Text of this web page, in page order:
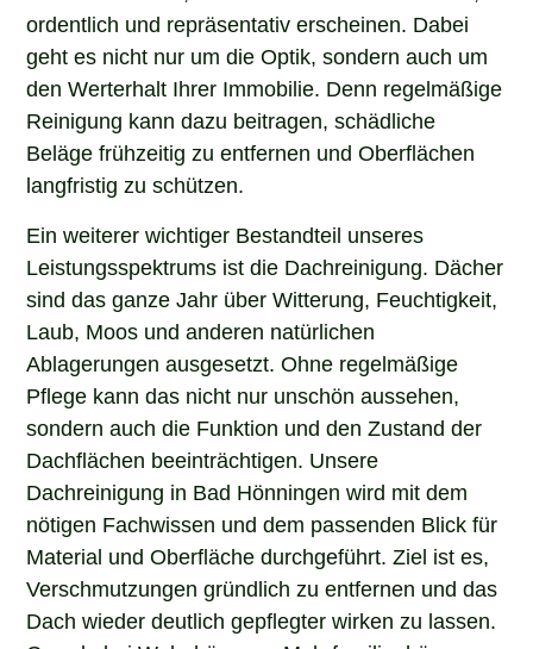
ordentlich und repräsentativ erscheinen. Dabei
geht es nicht nur um die Optik, sondern auch um
den Werterhalt Ihrer Immobilie. Denn regelmäßige
Reinigung kann dazu beitragen, schädliche
Beläge frühzeitig zu entfernen und Oberflächen
langfristig zu schützen.
Ein weiterer wichtiger Bestandteil unseres
Leistungsspektrums ist die Dachreinigung. Dächer
sind das ganze Jahr über Witterung, Feuchtigkeit,
Laub, Moos und anderen natürlichen
Ablagerungen ausgesetzt. Ohne regelmäßige
Pflege kann das nicht nur unschön aussehen,
sondern auch die Funktion und den Zustand der
Dachflächen beeinträchtigen. Unsere
Dachreinigung in Bad Hönningen wird mit dem
nötigen Fachwissen und dem passenden Blick für
Material und Oberfläche durchgeführt. Ziel ist es,
Verschmutzungen gründlich zu entfernen und das
Dach wieder deutlich gepflegter wirken zu lassen.